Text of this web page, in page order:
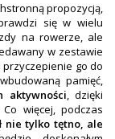
propozycją,
się w wielu
na rowerze, ale
w zestawie
go do
pamięć,
aktywności, dzięki
więcej, podczas
nie tylko tętno, ale